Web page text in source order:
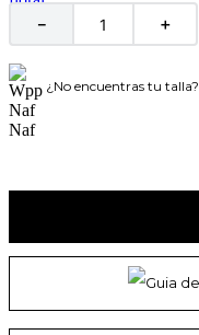
＋
－
¿No encuentras tu talla?